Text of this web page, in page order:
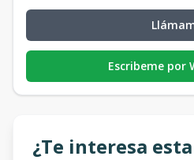
Escribeme por
¿Te interesa